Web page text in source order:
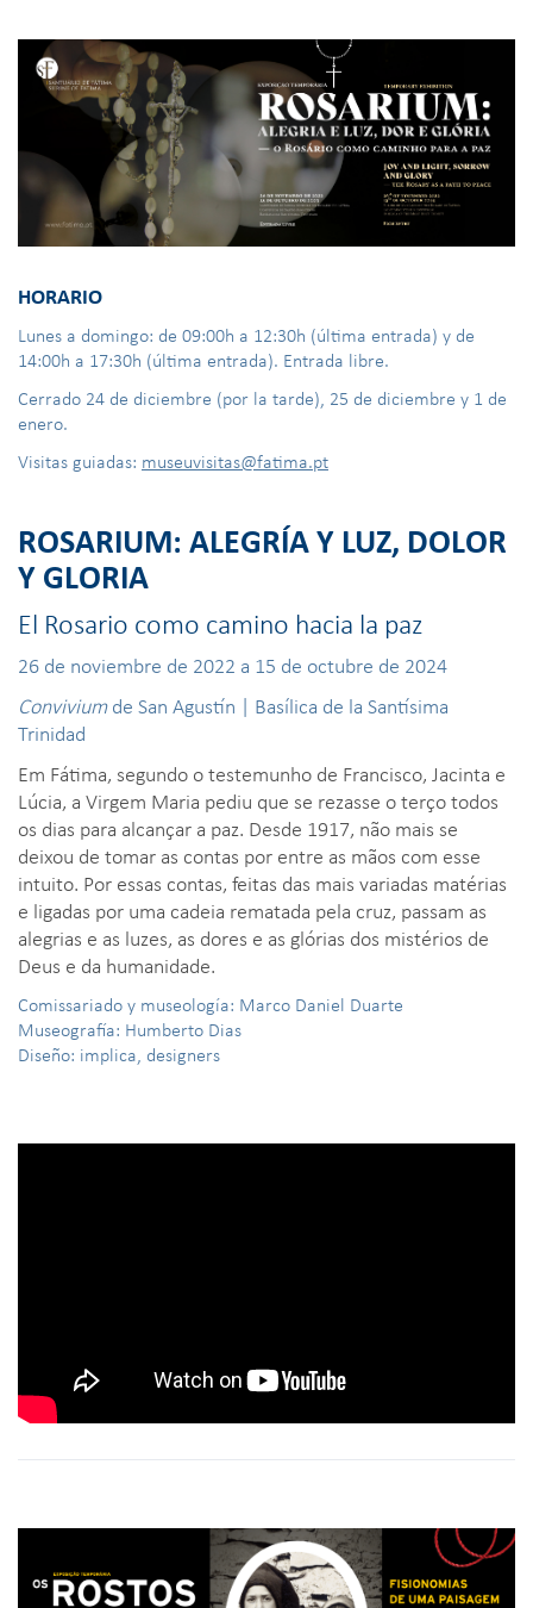
HORARIO
Lunes a domingo: de 09:00h a 12:30h (última entrada) y de
14:00h a 17:30h (última entrada). Entrada libre.
Cerrado 24 de diciembre (por la tarde), 25 de diciembre y 1 de
enero.
Visitas guiadas: museuvisitas@fatima.pt
ROSARIUM: ALEGRÍA Y LUZ, DOLOR
Y GLORIA
El Rosario como camino hacia la paz
26 de noviembre de 2022 a 15 de octubre de 2024
Conviviumde San Agustín | Basílica de la Santísima
Trinidad
Em Fátima, segundo o testemunho de Francisco, Jacinta e
Lúcia, a Virgem Maria pediu que se rezasse o terço todos
os dias para alcançar a paz. Desde 1917, não mais se
deixou de tomar as contas por entre as mãos com esse
intuito. Por essas contas, feitas das mais variadas matérias
e ligadas por uma cadeia rematada pela cruz, passam as
alegrias e as luzes, as dores e as glórias dos mistérios de
Deus e da humanidade.
Comissariado y museología: Marco Daniel Duarte
Museografía: Humberto Dias
Diseño: implica, designers